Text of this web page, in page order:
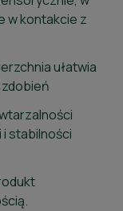
w kontakcie z
ułatwia
stabilności